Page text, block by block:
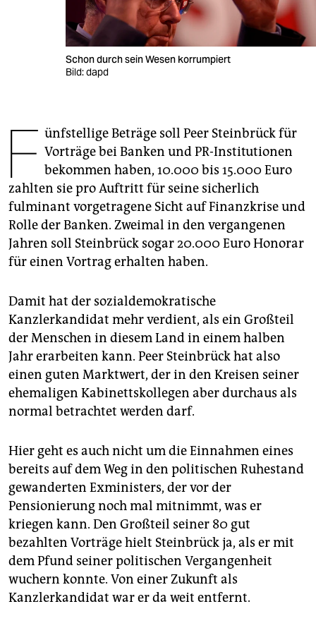
veranstaltungen
fragen & hilfe
genossenschaft
epaper login
Schon durch sein Wesen korrumpiert
Bild: dapd
F ünfstellige Beträge soll Peer Steinbrück für
Vorträge bei Banken und PR-Institutionen
bekommen haben, 10.000 bis 15.000 Euro
zahlten sie pro Auftritt für seine sicherlich
fulminant vorgetragene Sicht auf Finanzkrise und
Rolle der Banken. Zweimal in den vergangenen
Jahren soll Steinbrück sogar 20.000 Euro Honorar
für einen Vortrag erhalten haben.
Damit hat der sozialdemokratische
Kanzlerkandidat mehr verdient, als ein Großteil
der Menschen in diesem Land in einem halben
Jahr erarbeiten kann. Peer Steinbrück hat also
einen guten Marktwert, der in den Kreisen seiner
ehemaligen Kabinettskollegen aber durchaus als
normal betrachtet werden darf.
Hier geht es auch nicht um die Einnahmen eines
bereits auf dem Weg in den politischen Ruhestand
gewanderten Exministers, der vor der
Pensionierung noch mal mitnimmt, was er
kriegen kann. Den Großteil seiner 80 gut
bezahlten Vorträge hielt Steinbrück ja, als er mit
dem Pfund seiner politischen Vergangenheit
wuchern konnte. Von einer Zukunft als
Kanzlerkandidat war er da weit entfernt.